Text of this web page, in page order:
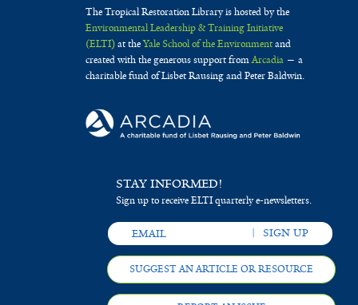
The Tropical Restoration Library is hosted by the
Environmental Leadership & Training Initiative
(ELTI)at theYale School of the Environmentand
created with the generous support fromArcadia— a
charitable fund of Lisbet Rausing and Peter Baldwin.
STAY INFORMED!
Sign up to receive ELTI quarterly e-newsletters.
SUGGEST AN ARTICLE OR RESOURCE